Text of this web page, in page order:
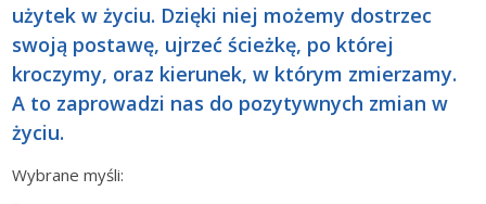
użytek w życiu. Dzięki niej możemy dostrzec
swoją postawę, ujrzeć ścieżkę, po której
kroczymy, oraz kierunek, w którym zmierzamy.
A to zaprowadzi nas do pozytywnych zmian w
życiu.
Wybrane myśli: